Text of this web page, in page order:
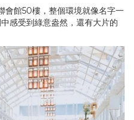
館50樓，整個環境就像名字一
感受到綠意盎然，還有大片的